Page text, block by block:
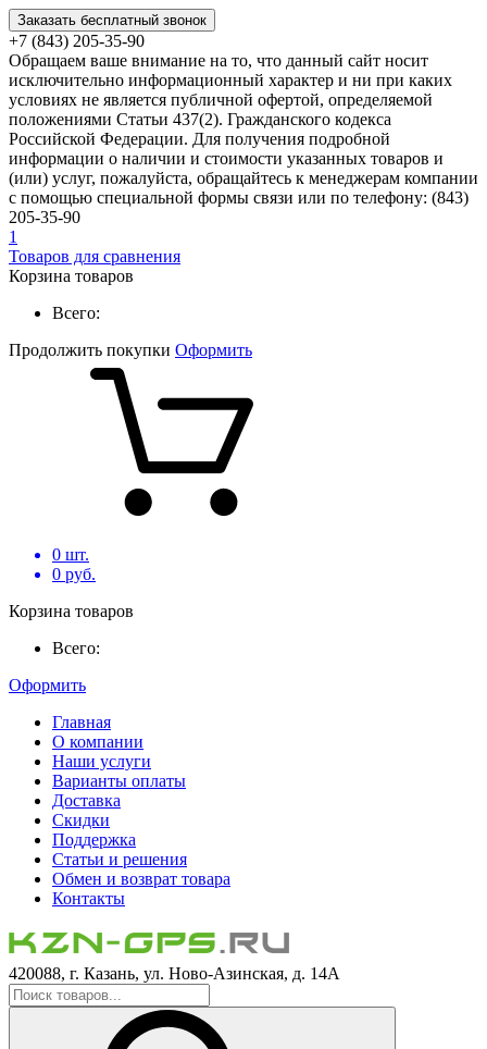
Заказать бесплатный звонок
+7 (843) 205-35-90
Обращаем ваше внимание на то, что данный сайт носит
исключительно информационный характер и ни при каких
условиях не является публичной офертой, определяемой
положениями Статьи 437(2). Гражданского кодекса
Российской Федерации. Для получения подробной
информации о наличии и стоимости указанных товаров и
(или) услуг, пожалуйста, обращайтесь к менеджерам компании
с помощью специальной формы связи или по телефону: (843)
205-35-90
1
Товаров для сравнения
Корзина товаров
Всего:
Продолжить покупки Оформить
0 шт.
0 руб.
Корзина товаров
Всего:
Оформить
Главная
О компании
Наши услуги
Варианты оплаты
Доставка
Скидки
Поддержка
Статьи и решения
Обмен и возврат товара
Контакты
420088, г. Казань, ул. Ново-Азинская, д. 14А